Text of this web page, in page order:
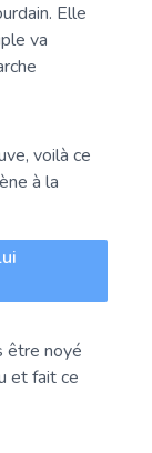
Elle
va
voilà ce
à la
être noyé
et fait ce